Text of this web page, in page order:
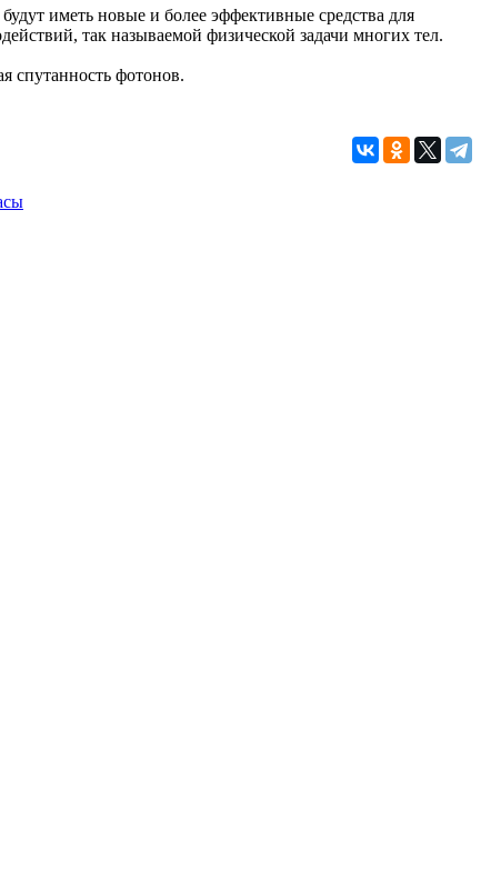
иметь новые и более эффективные средства для
так называемой физической задачи многих тел.
спутанность фотонов.